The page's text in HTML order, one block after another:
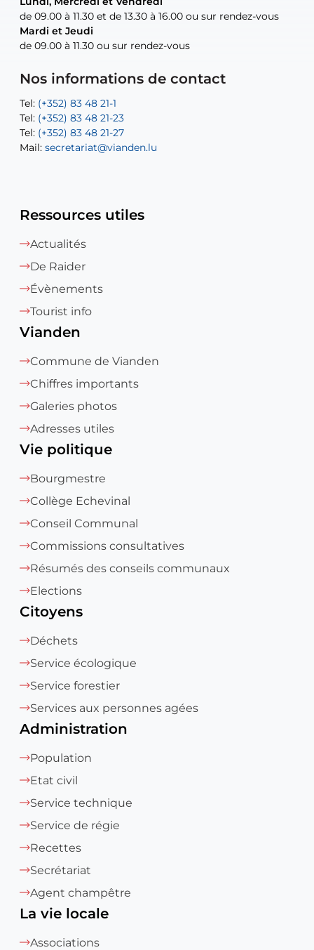
de 09.00 à 11.30 et de 13.30 à 16.00 ou sur rendez-vous
Mardi et Jeudi
de 09.00 à 11.30 ou sur rendez-vous
Nos informations de contact
Tel: (+352) 83 48 21-1
Tel: (+352) 83 48 21-23
Tel: (+352) 83 48 21-27
Mail: secretariat@vianden.lu
de 09.00 à 11.30 et de 13.30 à 16.00 ou sur rendez-vous
Mardi et Jeudi
de 09.00 à 11.30 ou sur rendez-vous
Tel: (+352) 83 48 21-20
Tel: (+352) 83 48 21-22
Mail:sofia.carvalho@vianden.lu
Mail: diane.storn@vianden.lu
Mail:recette@vianden.lu
Tel:(+352) 83 48 21-31
Tel:Permanence (Fuite d’eau) : 83 48 21 61
Ressources utiles
Actualités
De Raider
Évènements
Tourist info
Vianden
Commune de Vianden
Chiffres importants
Galeries photos
Adresses utiles
Vie politique
Bourgmestre
Collège Echevinal
Conseil Communal
Commissions consultatives
Résumés des conseils communaux
Elections
Citoyens
Déchets
Service écologique
Service forestier
Services aux personnes agées
Administration
Population
Etat civil
Service technique
Service de régie
Recettes
Secrétariat
Agent champêtre
La vie locale
Associations